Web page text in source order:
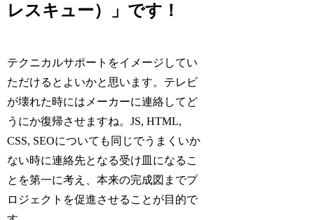
レスキュー）」です！
テクニカルサポートをイメージしてい
ただけるとよいかと思います。テレビ
が壊れた時にはメーカーに連絡してど
うにか復帰させますね。JS, HTML,
CSS, SEOについても同じでうまくいか
ない時に連絡先となる受け皿になるこ
とを第一に考え、本来の完成図までプ
ロジェクトを促進させることが目的で